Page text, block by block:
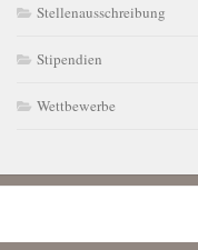
Stellenausschreibung
Stipendien
Wettbewerbe